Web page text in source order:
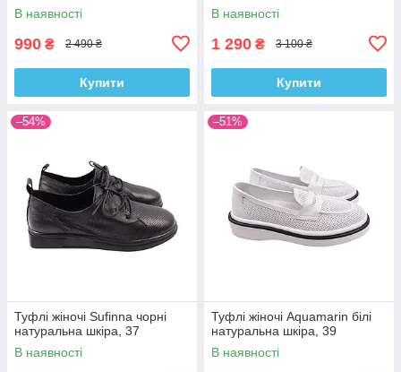
В наявності
990 ₴ 2 490 ₴
Купити
В наявності
1 290 ₴ 3 100 ₴
Купити
–54%
Туфлі жіночі Sufinna чорні
натуральна шкіра, 37
В наявності
–51%
Туфлі жіночі Aquamarin білі
натуральна шкіра, 39
В наявності